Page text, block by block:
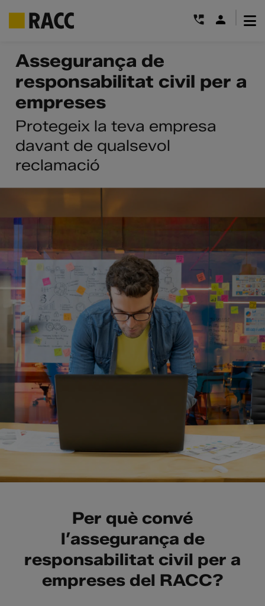
content
Assegurança de
responsabilitat civil per a
empreses
Protegeix la teva empresa
davant de qualsevol
reclamació
Per què convé
l’assegurança de
responsabilitat civil per a
empreses del RACC?